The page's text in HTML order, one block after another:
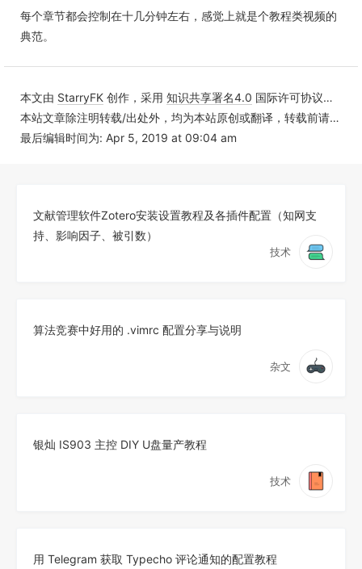
每个章节都会控制在十几分钟左右，感觉上就是个教程类视频的
典范。
本文由 StarryFK 创作，采用 知识共享署名4.0 国际许可协议进行许可
本站文章除注明转载/出处外，均为本站原创或翻译，转载前请务必署名
最后编辑时间为: Apr 5, 2019 at 09:04 am
文献管理软件Zotero安装设置教程及各插件配置（知网支
持、影响因子、被引数）
技术
算法竞赛中好用的 .vimrc 配置分享与说明
杂文
银灿 IS903 主控 DIY U盘量产教程
技术
用 Telegram 获取 Typecho 评论通知的配置教程